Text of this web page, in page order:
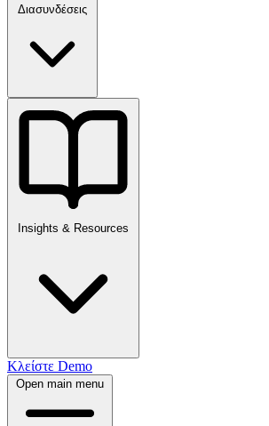
Διασυνδέσεις
Insights & Resources
Κλείστε Demo
Open main menu